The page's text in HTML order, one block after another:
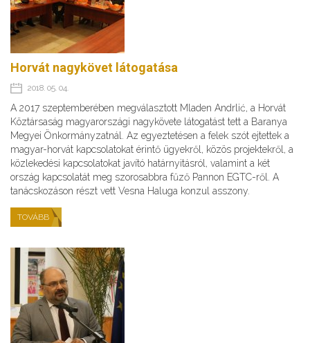
Horvát nagykövet látogatása
2018. 05. 04.
A 2017 szeptemberében megválasztott Mladen Andrlić, a Horvát
Köztársaság magyarországi nagykövete látogatást tett a Baranya
Megyei Önkormányzatnál. Az egyeztetésen a felek szót ejtettek a
magyar-horvát kapcsolatokat érintő ügyekről, közös projektekről, a
közlekedési kapcsolatokat javító határnyitásról, valamint a két
ország kapcsolatát meg szorosabbra fűző Pannon EGTC-ről. A
tanácskozáson részt vett Vesna Haluga konzul asszony.
TOVÁBB